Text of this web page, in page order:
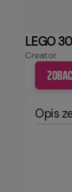
LEGO
Creator
Opis